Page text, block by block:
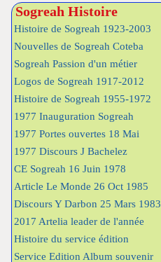
Sogreah Histoire
Histoire de Sogreah 1923-2003
Nouvelles de Sogreah Coteba
Sogreah Passion d'un métier
Logos de Sogreah 1917-2012
Histoire de Sogreah 1955-1972
1977 Inauguration Sogreah
1977 Portes ouvertes 18 Mai
1977 Discours J Bachelez
CE Sogreah 16 Juin 1978
Article Le Monde 26 Oct 1985
Discours Y Darbon 25 Mars 1983
2017 Artelia leader de l'année
Histoire du service édition
Service Edition Album souvenir